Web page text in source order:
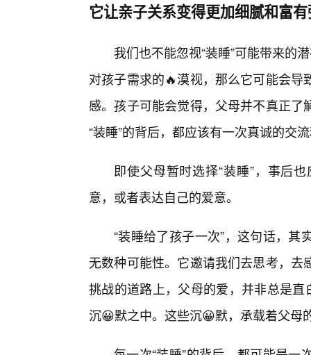
它让亲子关系变得更加细腻和富
我们也不能忽视“装睡”可能带来的
对孩子需求的🔥漠视，那么它可能会
感。孩子可能会觉得，父母并不真正
“装睡”的背后，都应该有一次真诚的交
即使父母暂时选择“装睡”，事后
意，或者表达自己的爱意。
“装睡给了孩子一次”，这句话，
无数种可能性。它邀请我们去思考，
挑战的道路上，父母的爱，并非总是
沉😀默之中。这些沉😀默，承载着父母